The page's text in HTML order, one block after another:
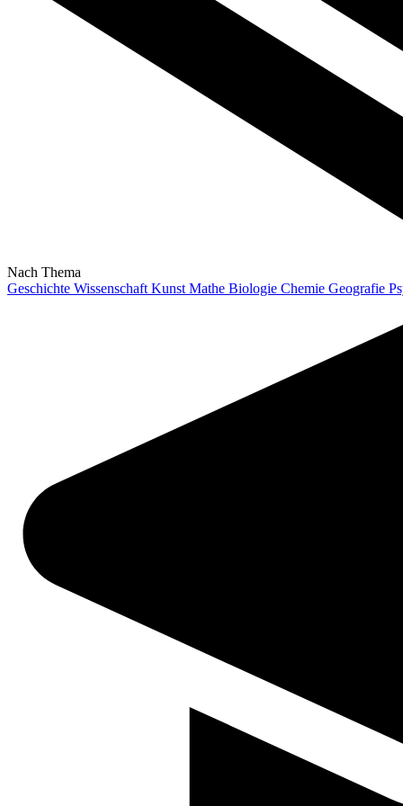
Nach Thema
Geschichte Wissenschaft Kunst Mathe Biologie Chemie Geografie